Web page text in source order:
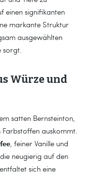
einen signifikanten
markante Struktur
ausgewählten
sorgt.
Würze und
satten Bernsteinton,
auskommt.
, feiner Vanille und
neugierig auf den
sich eine